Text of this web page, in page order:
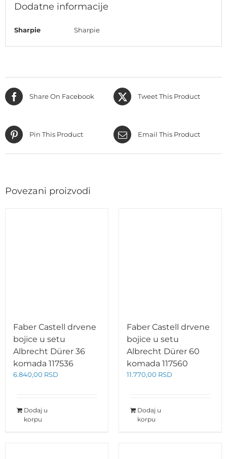
Dodatne informacije
Sharpie Sharpie
Share On Facebook Tweet This Product
Pin This Product Email This Product
Povezani proizvodi
Faber Castell drvene
bojice u setu
Albrecht Dürer 36
komada 117536
6.840,00 RSD
Dodaj u
korpu
Faber Castell drvene
bojice u setu
Albrecht Dürer 60
komada 117560
11.770,00 RSD
Dodaj u
korpu